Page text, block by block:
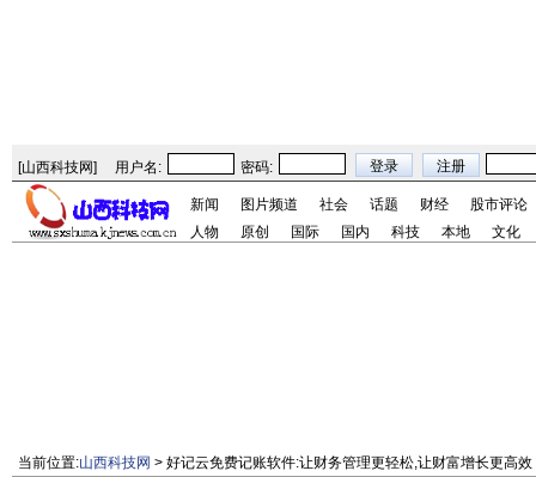
[山西科技网] 用户名: 密码:
新闻 图片频道 社会 话题 财经
股市评论
人物
原创 国际 国内 科技 本地 文化
当前位置:山西科技网 > 好记云免费记账软件:让财务管理更轻松,让财富增长更高效